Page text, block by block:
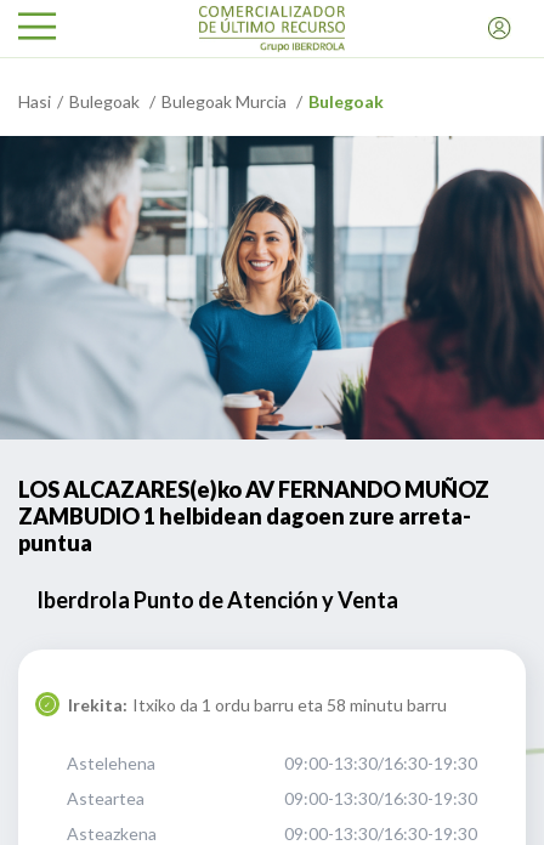
Hasi Bulegoak Bulegoak Murcia Bulegoak
LOS ALCAZARES(e)ko AV FERNANDO MUÑOZ
ZAMBUDIO 1 helbidean dagoen zure arreta-
puntua
Iberdrola Punto de Atención y Venta
Irekita: Itxiko da 1 ordu barru eta 58 minutu barru
Astelehena
09:00-13:30/16:30-19:30
Asteartea
09:00-13:30/16:30-19:30
Asteazkena
09:00-13:30/16:30-19:30